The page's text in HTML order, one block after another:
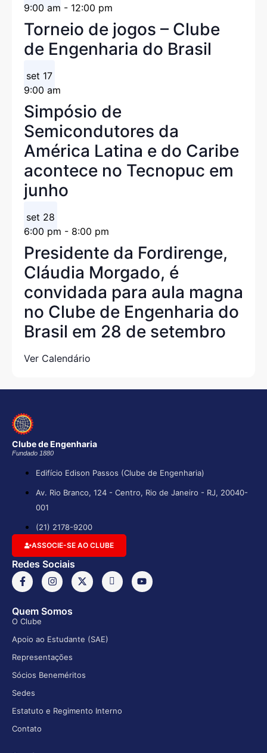
9:00 am - 12:00 pm
Torneio de jogos – Clube
de Engenharia do Brasil
set 17
9:00 am
Simpósio de
Semicondutores da
América Latina e do Caribe
acontece no Tecnopuc em
junho
set 28
6:00 pm - 8:00 pm
Presidente da Fordirenge,
Cláudia Morgado, é
convidada para aula magna
no Clube de Engenharia do
Brasil em 28 de setembro
Ver Calendário
Clube de Engenharia
Fundado 1880
Edifício Edison Passos (Clube de Engenharia)
Av. Rio Branco, 124 - Centro, Rio de Janeiro - RJ, 20040-
001
(21) 2178-9200
ASSOCIE-SE AO CLUBE
Redes Sociais
Quem Somos
O Clube
Apoio ao Estudante (SAE)
Representações
Sócios Beneméritos
Sedes
Estatuto e Regimento Interno
Contato